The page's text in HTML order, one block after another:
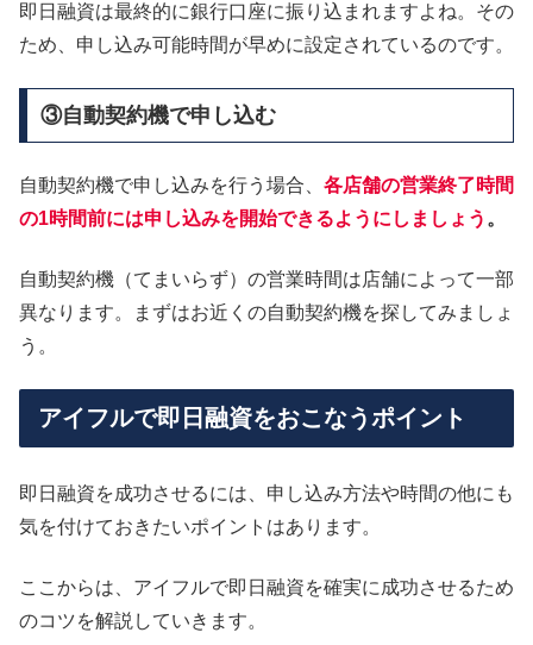
即日融資は最終的に銀行口座に振り込まれますよね。その
ため、申し込み可能時間が早めに設定されているのです。
③自動契約機で申し込む
自動契約機で申し込みを行う場合、 各店舗の営業終了時間
の1時間前には申し込みを開始できるようにしましょう 。
自動契約機（てまいらず）の営業時間は店舗によって一部
異なります。まずはお近くの自動契約機を探してみましょ
う。
アイフルで即日融資をおこなうポイント
即日融資を成功させるには、申し込み方法や時間の他にも
気を付けておきたいポイントはあります。
ここからは、アイフルで即日融資を確実に成功させるため
のコツを解説していきます。